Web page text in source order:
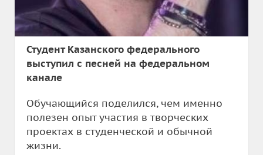
Студент Казанского федерального
выступил с песней на федеральном
канале
Обучающийся поделился, чем именно
полезен опыт участия в творческих
проектах в студенческой и обычной
жизни.